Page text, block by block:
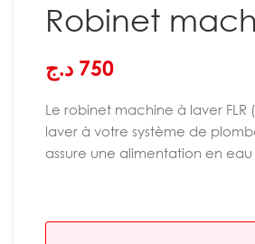
Robinet
750 د.ج
Le robinet machine à laver
laver à votre système de
assure une alimentation en